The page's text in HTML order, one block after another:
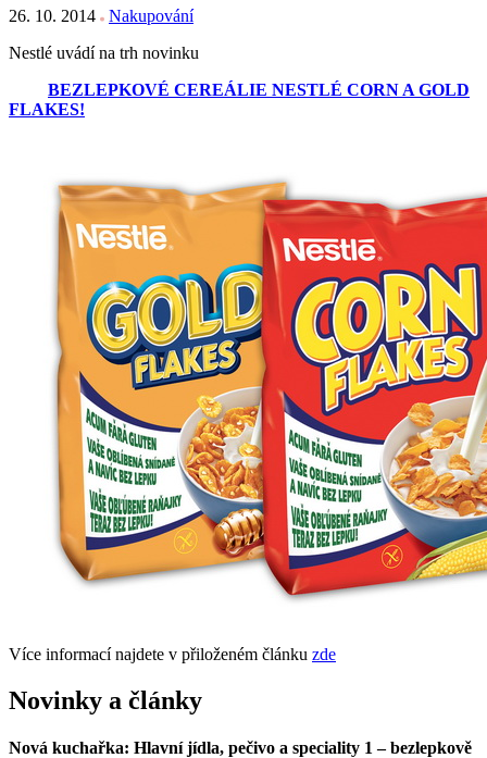
26. 10. 2014
Nakupování
Nestlé uvádí na trh novinku
BEZLEPKOVÉ CEREÁLIE NESTLÉ CORN A GOLD
FLAKES!
Více informací najdete v přiloženém článku zde
Novinky a články
Nová kuchařka: Hlavní jídla, pečivo a speciality 1 – bezlepkově